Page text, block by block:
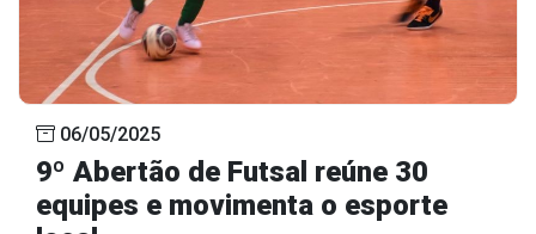
06/05/2025
9º Abertão de Futsal reúne 30
equipes e movimenta o esporte